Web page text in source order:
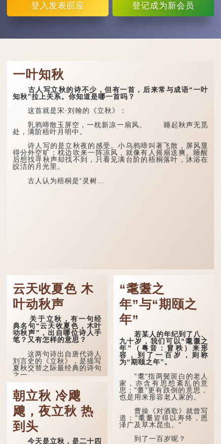
登入 发表回应 登记成为新会员
一叶知秋
古人写立秋的诗不少，但有一首，后来常与成语“一叶
知秋”拉上关系。你知道是哪一首吗？
这首就是宋·刘翰的《立秋》：
乳鸦啼散玉屏空，一枕新凉一扇风。 睡起秋声无觅
处，满阶梧叶月明中。
诗人写的是立秋夜的感受。小乌鸦啼叫著飞散，屏风显
得分外空旷；枕边吹来一阵凉风，就像有人摇扇送爽。睡醒
后想找寻秋声却找不到，只看见满台阶的梧桐落叶，沐浴在
皎洁的月光里。
古人认为梧桐是“灵树...
云天收夏色 木
叶动秋声
关于立秋，有一句经
典名句“云天收夏色，木叶
动秋声”，出自哪位诗人手
笔？又有怎样的意思？
这两句诗出自唐代诗人
刘言史的《立秋》，是描写
夏秋交替之际最经典的诗句
之一。
《立秋》全诗如下：
兹晨戒流火，商飙早已
惊。 云天收夏色，木
叶动秋声。
诗的前两句写的是：这
一天早安，天上的“流
朝立秋 冷飕
飕，夜立秋 热
到头
今天是立秋，是二十四
“耄耋之
年”与“期颐之
年”
若某人的年纪到了八、
九十岁，我们可以“耄耋之
年”（粤音：冒秩）来形
容，到了一百岁，则称
为“期颐之年”。
"耄"指两鬓斑白的老人
家，亦含有思想紊乱的意
思；"耋"更有跌倒的意思，
也是用来形容老人家的。
曹操《对酒歌》就曾写
道："耄耋皆得以寿终，恩
泽广及草木昆虫。"
到了一百岁呢？